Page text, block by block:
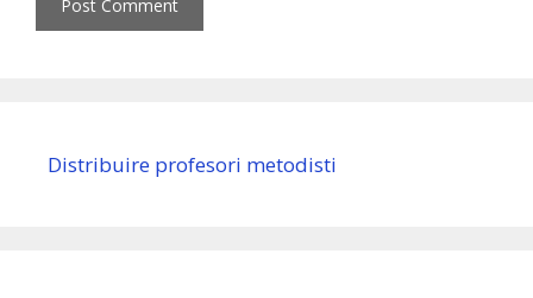
Distribuire profesori metodisti